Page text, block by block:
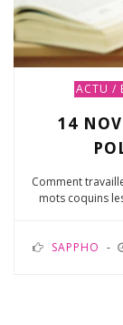
ACTU /
14
Comment
mots coquins
SAPPHO